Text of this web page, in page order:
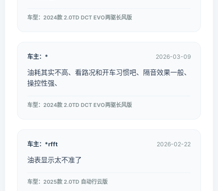
车型：2024款 2.0TD DCT EVO两驱长风版
车主：* 2026-03-09
油耗其实不高、看路况和开车习惯吧、隔音效果一般、
操控性强、
车型：2024款 2.0TD DCT EVO两驱长风版
车主：*rfft 2026-02-22
油表显示太不准了
车型：2025款 2.0TD 自动行云版